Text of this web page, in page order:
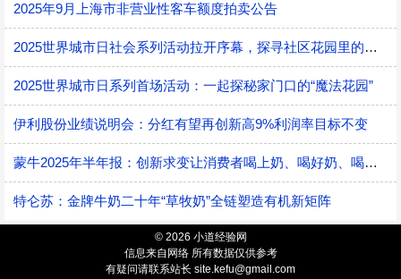
2025年9月上海市非营业性客车额度拍卖公告
2025世界城市日社会系列活动拉开序幕，探寻社区花园里的智慧应用
2025世界城市日系列首场活动：一起探秘家门口的“魔法花园”
伊利股份业绩说明会：分红有望再创新高9%利润率目标不变
蒙牛2025年半年报：创新求变让消费者喝上奶、喝好奶、喝对奶
特仑苏：金牌牛奶二十年“草牧奶”全链塑造有机新矩阵
© 2026 小道经验网
信息来自网络 所有数据仅供参考
有疑问请联系站长 site.kefu@gmail.com